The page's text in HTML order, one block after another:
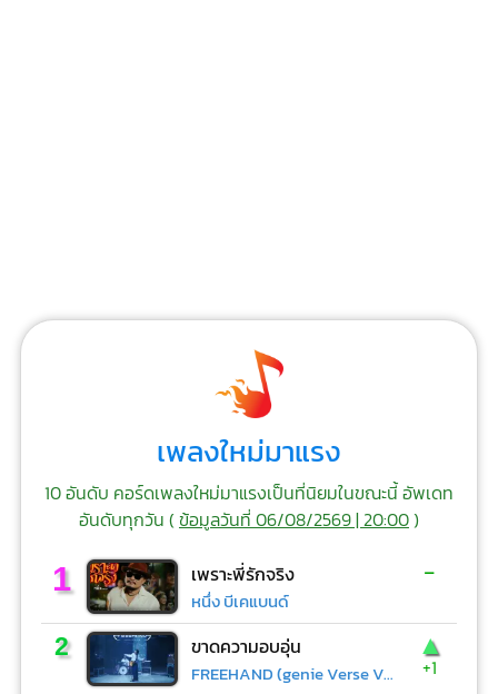
เพลงใหม่มาแรง
10 อันดับ คอร์ดเพลงใหม่มาแรงเป็นที่นิยมในขณะนี้ อัพเดท
อันดับทุกวัน (ข้อมูลวันที่ 06/08/2569 | 20:00)
1 เพราะพี่รักจริง
หนึ่ง บีเคแบนด์
-
2 ขาดความอบอุ่น
FREEHAND (genie Verse Vol.1)
▲
+1